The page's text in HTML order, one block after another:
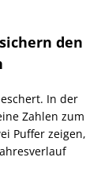
den
In der
Zahlen zum
Puffer zeigen,